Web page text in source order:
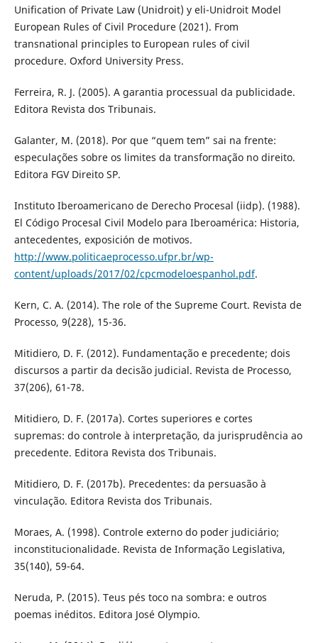
Unification of Private Law (Unidroit) y eli-Unidroit Model
European Rules of Civil Procedure (2021). From
transnational principles to European rules of civil
procedure. Oxford University Press.
Ferreira, R. J. (2005). A garantia processual da publicidade.
Editora Revista dos Tribunais.
Galanter, M. (2018). Por que “quem tem” sai na frente:
especulações sobre os limites da transformação no direito.
Editora FGV Direito SP.
Instituto Iberoamericano de Derecho Procesal (iidp). (1988).
El Código Procesal Civil Modelo para Iberoamérica: Historia,
antecedentes, exposición de motivos.
http://www.politicaeprocesso.ufpr.br/wp-
content/uploads/2017/02/cpcmodeloespanhol.pdf.
Kern, C. A. (2014). The role of the Supreme Court. Revista de
Processo, 9(228), 15-36.
Mitidiero, D. F. (2012). Fundamentação e precedente; dois
discursos a partir da decisão judicial. Revista de Processo,
37(206), 61-78.
Mitidiero, D. F. (2017a). Cortes superiores e cortes
supremas: do controle à interpretação, da jurisprudência ao
precedente. Editora Revista dos Tribunais.
Mitidiero, D. F. (2017b). Precedentes: da persuasão à
vinculação. Editora Revista dos Tribunais.
Moraes, A. (1998). Controle externo do poder judiciário;
inconstitucionalidade. Revista de Informação Legislativa,
35(140), 59-64.
Neruda, P. (2015). Teus pés toco na sombra: e outros
poemas inéditos. Editora José Olympio.